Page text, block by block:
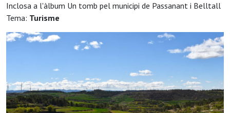
Inclosa a l'àlbum Un tomb pel municipi de Passanant i Belltall
Tema: Turisme